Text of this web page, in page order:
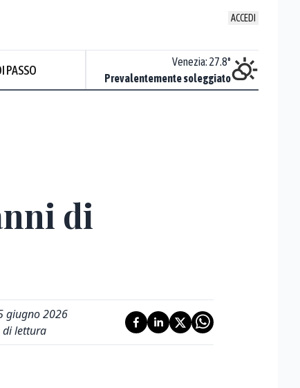
ACCEDI
PASSO
soleggiato
Venezia: 27.8°
Prevalentemente soleggiato
di
giugno 2026
di lettura